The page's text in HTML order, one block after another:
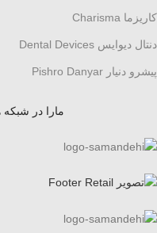
کاریزما Charisma
دنتال دیوایس Dental Devices
پیشرو دنیار Pishro Danyar
مارا در شبکه